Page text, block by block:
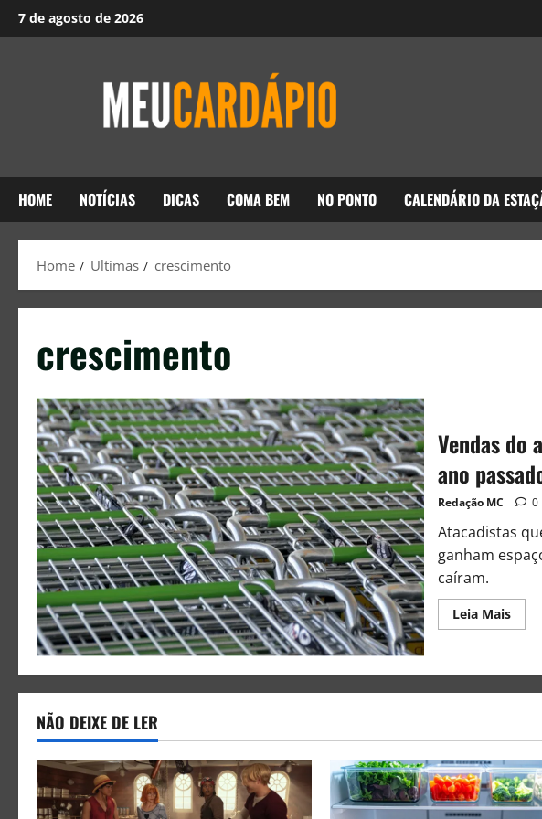
7 de agosto de 2026
HOME NOTÍCIAS DICAS COMA BEM NO PONTO CALENDÁRIO DA
Home Ultimas crescimento
crescimento
Vendas do
ano
Redação MC 0
Atacadistas
ganham
caíram.
Leia Mais
NÃO DEIXE DE LER